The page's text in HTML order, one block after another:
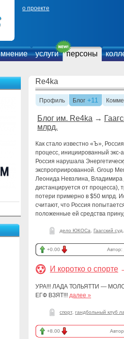
о проекте
мнение услуги персоны
Re4ka
Профиль Блог +11
Блог им. Re4ka →
млрд.
Как стало известно «Ъ»,
процесс, инициированный экс-
Россия нарушала
экспроприированной. Group
Леонида Невзлина, Владимира
дистанцируется от процесса),
потери примерно в $50 млрд.
считают, что Россия
положенные ей средства
дело ЮКОСа Гаагский суд
+0.00 Автор:
И коротко о спорте
УРА!!! ЛАДА ТОЛЬЯТТИ —
ЕГФ ВЗЯТ!!! далее »
спорт, гандбольный клуб
+8.00